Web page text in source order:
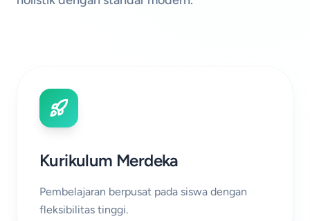
Kurikulum Merdeka
Pembelajaran berpusat pada siswa dengan
fleksibilitas tinggi.